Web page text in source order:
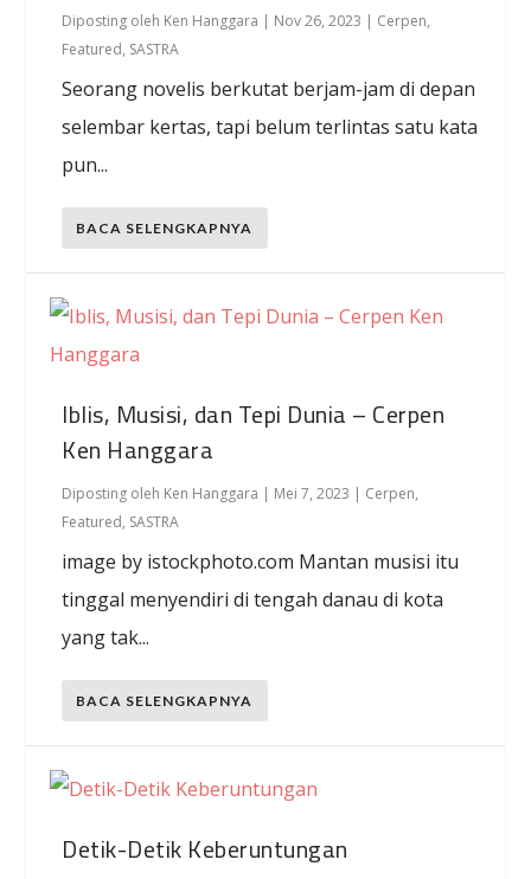
Diposting oleh Ken Hanggara | Nov 26, 2023 | Cerpen,
Featured, SASTRA
Seorang novelis berkutat berjam-jam di depan
selembar kertas, tapi belum terlintas satu kata
pun...
BACA SELENGKAPNYA
Iblis, Musisi, dan Tepi Dunia – Cerpen
Ken Hanggara
Diposting oleh Ken Hanggara | Mei 7, 2023 | Cerpen,
Featured, SASTRA
image by istockphoto.com Mantan musisi itu
tinggal menyendiri di tengah danau di kota
yang tak...
BACA SELENGKAPNYA
Detik-Detik Keberuntungan